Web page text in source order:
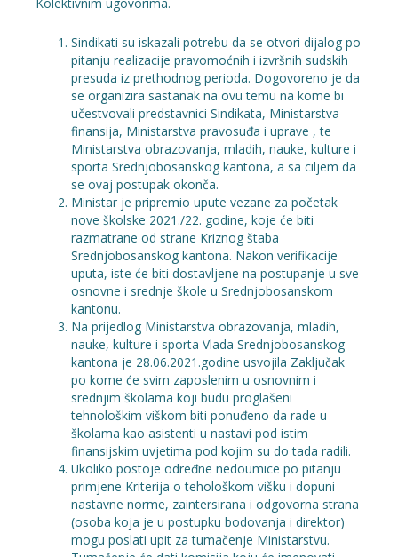
Kolektivnim ugovorima.
Sindikati su iskazali potrebu da se otvori dijalog po
pitanju realizacije pravomoćnih i izvršnih sudskih
presuda iz prethodnog perioda. Dogovoreno je da
se organizira sastanak na ovu temu na kome bi
učestvovali predstavnici Sindikata, Ministarstva
finansija, Ministarstva pravosuđa i uprave , te
Ministarstva obrazovanja, mladih, nauke, kulture i
sporta Srednjobosanskog kantona, a sa ciljem da
se ovaj postupak okonča.
Ministar je pripremio upute vezane za početak
nove školske 2021./22. godine, koje će biti
razmatrane od strane Kriznog štaba
Srednjobosanskog kantona. Nakon verifikacije
uputa, iste će biti dostavljene na postupanje u sve
osnovne i srednje škole u Srednjobosanskom
kantonu.
Na prijedlog Ministarstva obrazovanja, mladih,
nauke, kulture i sporta Vlada Srednjobosanskog
kantona je 28.06.2021.godine usvojila Zaključak
po kome će svim zaposlenim u osnovnim i
srednjim školama koji budu proglašeni
tehnološkim viškom biti ponuđeno da rade u
školama kao asistenti u nastavi pod istim
finansijskim uvjetima pod kojim su do tada radili.
Ukoliko postoje određne nedoumice po pitanju
primjene Kriterija o tehološkom višku i dopuni
nastavne norme, zaintersirana i odgovorna strana
(osoba koja je u postupku bodovanja i direktor)
mogu poslati upit za tumačenje Ministarstvu.